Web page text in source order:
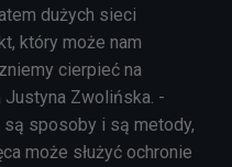
dużych sieci
który może nam
cierpieć na
Zwolińska. -
sposoby i są metody,
może służyć ochronie